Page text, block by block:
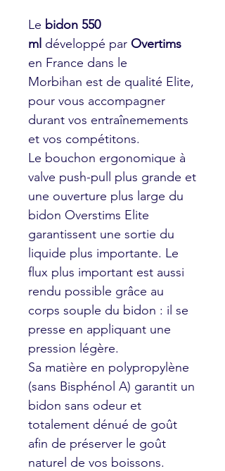
Le bidon 550
ml développé par Overtims
en France dans le
Morbihan est de qualité Elite,
pour vous accompagner
durant vos entraînemements
et vos compétitons.
Le bouchon ergonomique à
valve push-pull plus grande et
une ouverture plus large du
bidon Overstims Elite
garantissent une sortie du
liquide plus importante. Le
flux plus important est aussi
rendu possible grâce au
corps souple du bidon : il se
presse en appliquant une
pression légère.
Sa matière en polypropylène
(sans Bisphénol A) garantit un
bidon sans odeur et
totalement dénué de goût
afin de préserver le goût
naturel de vos boissons.